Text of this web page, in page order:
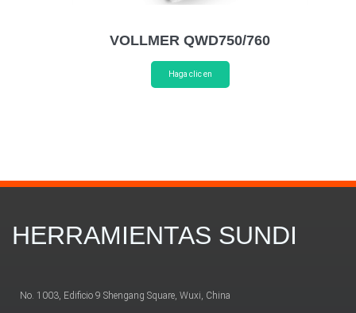
VOLLMER QWD750/760
Haga clic en
HERRAMIENTAS SUNDI
No. 1003, Edificio 9 Shengang Square, Wuxi, China